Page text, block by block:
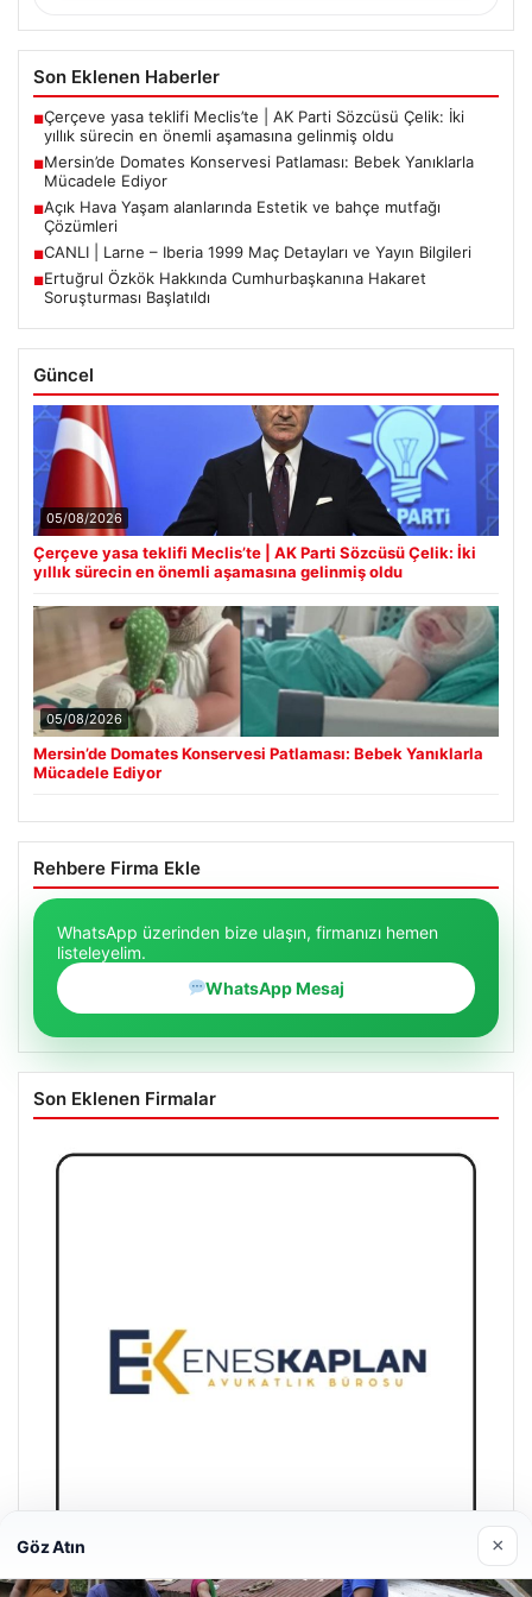
Son Eklenen Haberler
■Çerçeve yasa teklifi Meclis’te | AK Parti Sözcüsü Çelik: İki
yıllık sürecin en önemli aşamasına gelinmiş oldu
■Mersin’de Domates Konservesi Patlaması: Bebek Yanıklarla
Mücadele Ediyor
■Açık Hava Yaşam alanlarında Estetik ve bahçe mutfağı
Çözümleri
■CANLI | Larne – Iberia 1999 Maç Detayları ve Yayın Bilgileri
■Ertuğrul Özkök Hakkında Cumhurbaşkanına Hakaret
Soruşturması Başlatıldı
Güncel
05/08/2026
Çerçeve yasa teklifi Meclis’te | AK Parti Sözcüsü Çelik: İki
yıllık sürecin en önemli aşamasına gelinmiş oldu
05/08/2026
Mersin’de Domates Konservesi Patlaması: Bebek Yanıklarla
Mücadele Ediyor
Rehbere Firma Ekle
WhatsApp üzerinden bize ulaşın, firmanızı hemen
listeleyelim.
WhatsApp Mesaj
Son Eklenen Firmalar
Göz Atın ×